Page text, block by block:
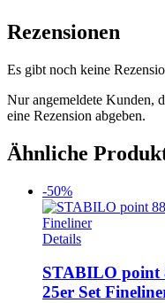
Rezensionen
Es gibt noch keine
Nur angemeldete Kunden,
eine Rezension abgeben.
Ähnliche
-50%
Details
STABILO point
25er Set